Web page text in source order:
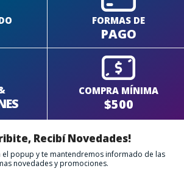
FORMAS DE
PAGO
COMPRA MÍNIMA
$500
Recibí Novedades!
el popup y te mantendremos informado de las
novedades y promociones.